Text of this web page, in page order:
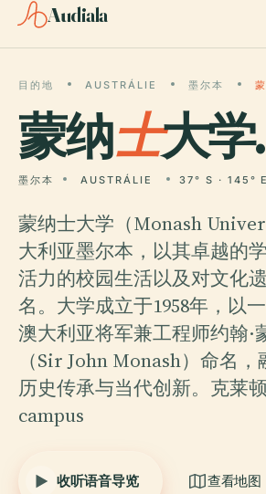
Audiala
目的地 AUSTRÁLIE 墨尔本
蒙纳士大学.
墨尔本 AUSTRÁLIE 37° S · 145° E
蒙纳士大学（Monash
大利亚墨尔本，以其卓越的
活力的校园生活以及对文化
名。大学成立于1958年，以
澳大利亚将军兼工程师约翰·
（Sir John Monash）命名
历史传承与当代创新。克莱
campus
收听语音导览 查看地图